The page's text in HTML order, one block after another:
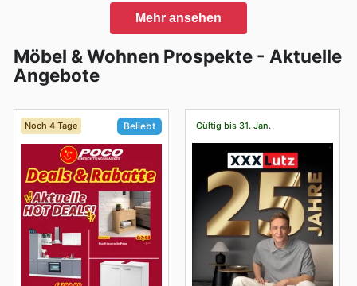
Mehr ansehen
Möbel & Wohnen Prospekte - Aktuelle
Angebote
Noch 4 Tage Beliebt Gültig bis 31. Jan.